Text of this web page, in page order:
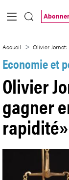
Saut au contenu
Accueil Olivier
Economie et
Olivier
gagner
rapidité»